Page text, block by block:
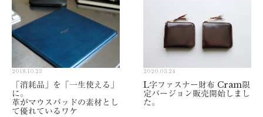
2018.10.23
「消耗品」を「一生使える」
に。
革がマウスパッドの素材とし
て優れているワケ
2020.03.24
L字ファスナー財布 Cram限
定バージョン販売開始しまし
た。